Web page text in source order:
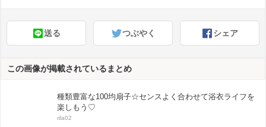
送る つぶやく シェア
この画像が掲載されているまとめ
種類豊富な100均扇子☆センスよく合わせて浴衣ライフを
楽しもう♡
rila02